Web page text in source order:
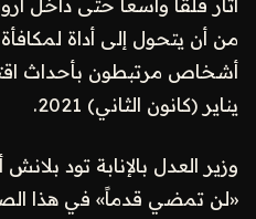
أثار قلقاً واسعاً حتى داخل
من أن يتحول إلى أداة
يناير (كانون الثاني) 2021.
وزير العدل بالإنابة تود
«لن تمضي قدماً» في هذا